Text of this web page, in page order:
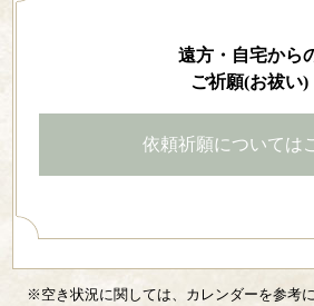
遠方・自宅から
ご祈願(お祓い)
依頼祈願については
※空き状況に関しては、カレンダーを参考に